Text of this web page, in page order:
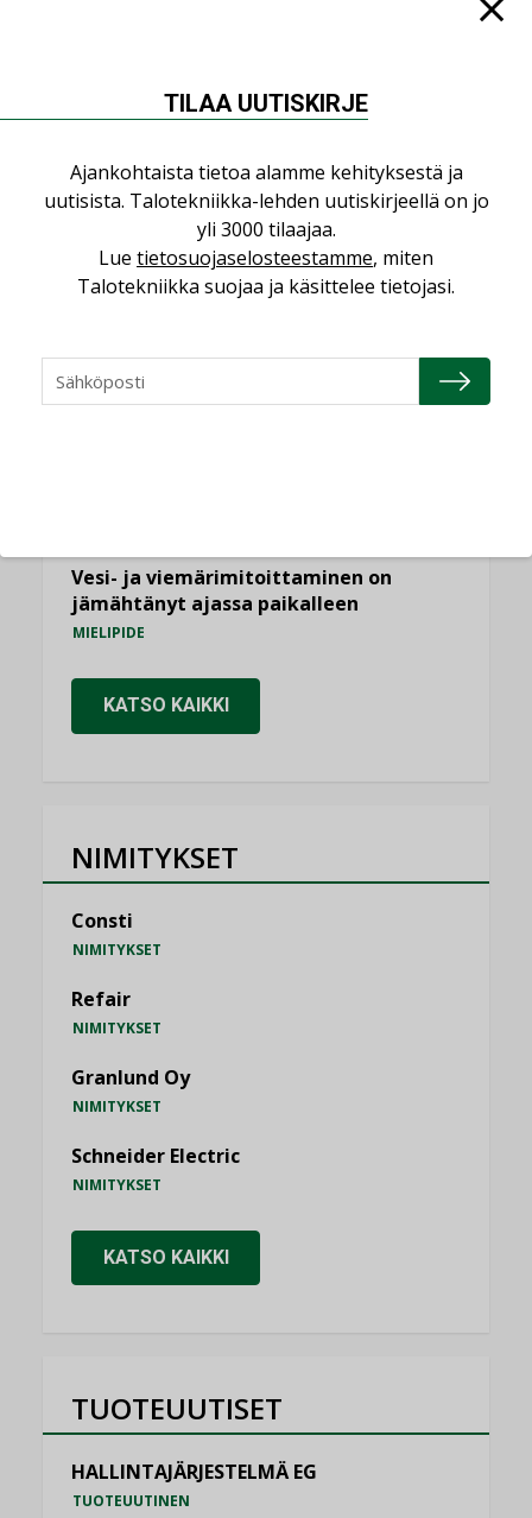
NÄKÖKULMIA
Puheista tekoihin – uusin teknologia
käyttöön kiinteistöissä
Sähköistäminen säästää euroja
ilmanvaihtoa
Vesi- ja viemärimitoittaminen on
jämähtänyt ajassa paikalleen
MIELIPIDE
KATSO KAIKKI
NIMITYKSET
Consti
NIMITYKSET
Refair
NIMITYKSET
Granlund Oy
NIMITYKSET
Schneider Electric
NIMITYKSET
KATSO KAIKKI
TUOTEUUTISET
HALLINTAJÄRJESTELMÄ EG
TUOTEUUTINEN
TILAA UUTISKIRJE
Ajankohtaista tietoa alamme kehityksestä ja
uutisista. Talotekniikka-lehden uutiskirjeellä on jo
yli 3000 tilaajaa.
Lue tietosuojaselosteestamme, miten
Talotekniikka suojaa ja käsittelee tietojasi.